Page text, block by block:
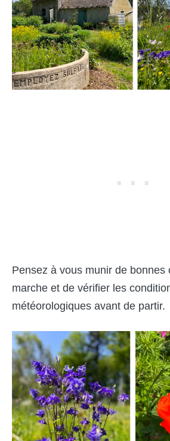
Pensez à vous munir de bonnes
marche et de vérifier les
météorologiques avant de partir.